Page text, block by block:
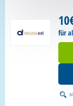
für